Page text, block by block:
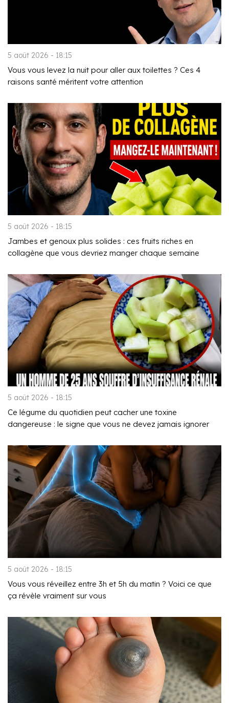
5 août 2026 - 18:15
Vous vous levez la nuit pour aller aux toilettes ? Ces 4
raisons santé méritent votre attention
5 août 2026 - 18:15
Jambes et genoux plus solides : ces fruits riches en
collagène que vous devriez manger chaque semaine
5 août 2026 - 18:15
Ce légume du quotidien peut cacher une toxine
dangereuse : le signe que vous ne devez jamais ignorer
5 août 2026 - 18:15
Vous vous réveillez entre 3h et 5h du matin ? Voici ce que
ça révèle vraiment sur vous